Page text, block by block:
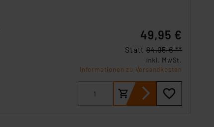
49,95 €
Statt 84,95 € **
inkl. MwSt.
Informationen zu Versandkosten